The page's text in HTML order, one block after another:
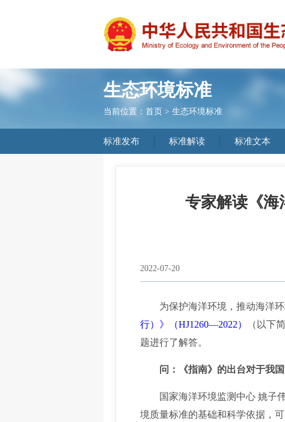
生态环境标准
当前位置： 首页 > 生态环境标准
标准发布 标准解读 标准文本
专家解读《海
2022-07-20
为保护海洋环境，推动海洋环
行）》（HJ1260—2022）
（以下
题进行了解答。
问：《指南》的出台对于我
国家海洋环境监测中心 姚子伟
境质量标准的基础和科学依据，